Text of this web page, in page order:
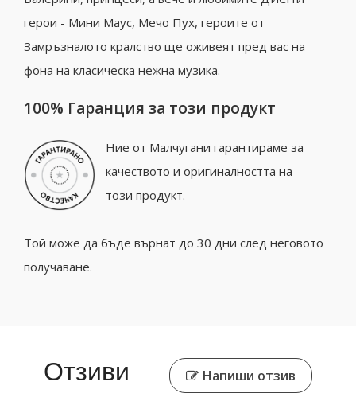
герои - Мини Маус, Мечо Пух, героите от
Замръзналото кралство ще оживеят пред вас на
фона на класическа нежна музика.
100% Гаранция за този продукт
Ние от Малчугани гарантираме за
качеството и оригиналността на
този продукт.
Той може да бъде върнат до 30 дни след неговото
получаване.
Отзиви Напиши отзив